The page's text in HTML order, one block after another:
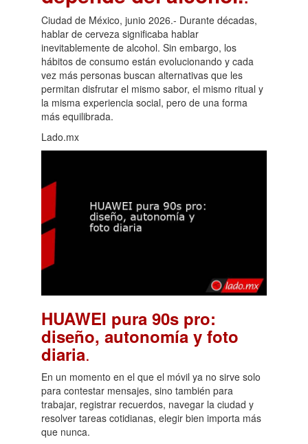
Ciudad de México, junio 2026.- Durante décadas,
hablar de cerveza significaba hablar
inevitablemente de alcohol. Sin embargo, los
hábitos de consumo están evolucionando y cada
vez más personas buscan alternativas que les
permitan disfrutar el mismo sabor, el mismo ritual y
la misma experiencia social, pero de una forma
más equilibrada.
Lado.mx
HUAWEI pura 90s pro:
diseño, autonomía y foto
diaria.
En un momento en el que el móvil ya no sirve solo
para contestar mensajes, sino también para
trabajar, registrar recuerdos, navegar la ciudad y
resolver tareas cotidianas, elegir bien importa más
que nunca.